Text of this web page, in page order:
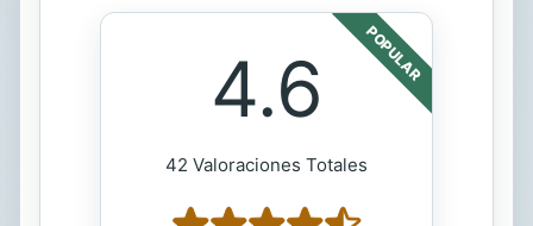
POPULAR
4.6
42 Valoraciones Totales